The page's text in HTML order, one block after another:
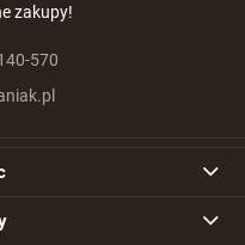
zakupy!
570